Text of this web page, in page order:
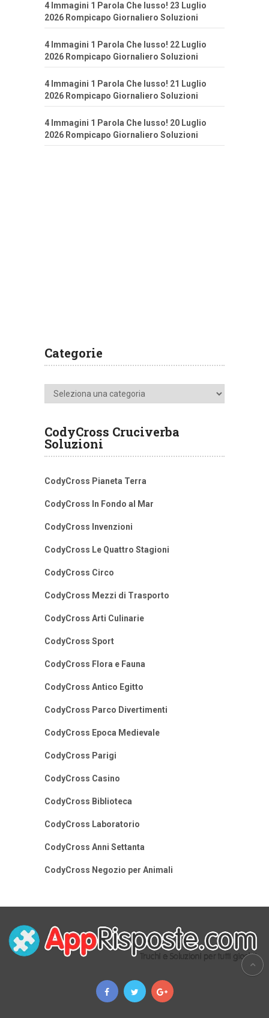
4 Immagini 1 Parola Che lusso! 23 Luglio
2026 Rompicapo Giornaliero Soluzioni
4 Immagini 1 Parola Che lusso! 22 Luglio
2026 Rompicapo Giornaliero Soluzioni
4 Immagini 1 Parola Che lusso! 21 Luglio
2026 Rompicapo Giornaliero Soluzioni
4 Immagini 1 Parola Che lusso! 20 Luglio
2026 Rompicapo Giornaliero Soluzioni
Categorie
Categorie
CodyCross Cruciverba
Soluzioni
CodyCross Pianeta Terra
CodyCross In Fondo al Mar
CodyCross Invenzioni
CodyCross Le Quattro Stagioni
CodyCross Circo
CodyCross Mezzi di Trasporto
CodyCross Arti Culinarie
CodyCross Sport
CodyCross Flora e Fauna
CodyCross Antico Egitto
CodyCross Parco Divertimenti
CodyCross Epoca Medievale
CodyCross Parigi
CodyCross Casino
CodyCross Biblioteca
CodyCross Laboratorio
CodyCross Anni Settanta
CodyCross Negozio per Animali